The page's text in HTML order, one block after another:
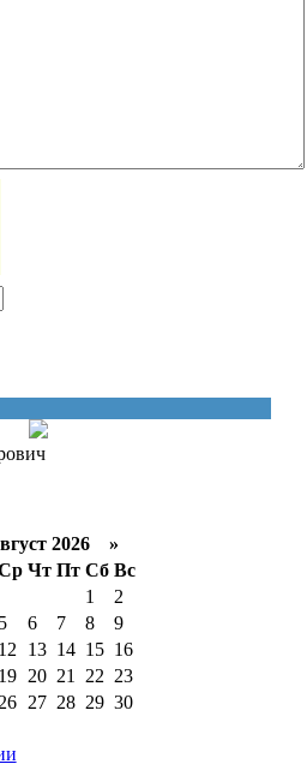
2026 »
Чт Пт Сб Вс
1
2
5 6 7 8
9
12 13 14 15 16
19 20 21 22 23
26 27 28 29 30